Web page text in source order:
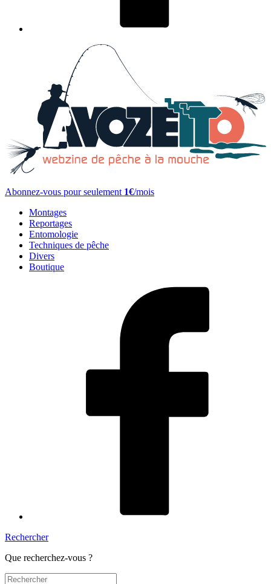
Abonnez-vous pour seulement 1€/mois
Montages
Reportages
Entomologie
Techniques de pêche
Divers
Boutique
Rechercher
Que recherchez-vous ?